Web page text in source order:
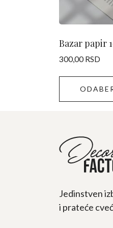
Bazar papir
300,00 RSD
izabrane
na
stranici
proizvoda.
Jedinstven
i prateće